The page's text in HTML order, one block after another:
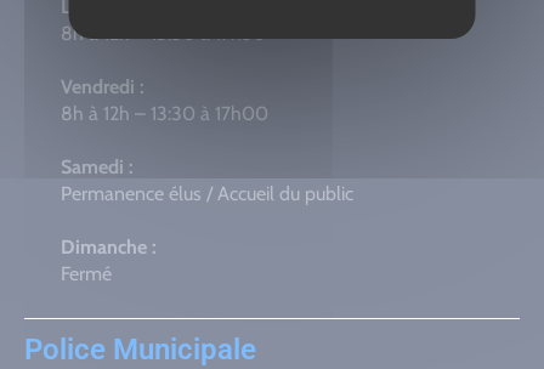
Lun – Mar – Mer – Jeu :
8h à 12h – 13:30 à 17h30
Vendredi :
8h à 12h – 13:30 à 17h00
Samedi :
Permanence élus / Accueil du public
Dimanche :
Fermé
Police Municipale